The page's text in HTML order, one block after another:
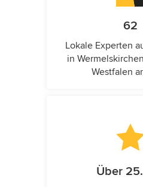
62
Lokale Experten
in
Westfalen
Über